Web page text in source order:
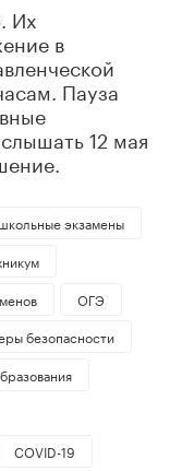
Их
в
Пауза
12 мая
школьные экзамены
ОГЭ
безопасности
COVID-19